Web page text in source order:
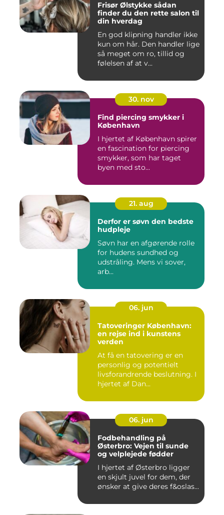
Frisør Ølstykke sådan
finder du den rette salon til
din hverdag
En god klipning handler ikke
kun om hår. Den handler lige
så meget om ro, tillid og
følelsen af at v...
30. nov
Find piercing smykker i
København
I hjertet af København spirer
en fascination for piercing
smykker, som har taget
byen med sto...
21. aug
Derfor er søvn den bedste
hudpleje
Søvn har en afgørende rolle
for hudens sundhed og
udstråling. Mens vi sover,
arb...
06. jun
Tatoveringer København:
en rejse ind i kunstens
verden
At få en tatovering er en
personlig og potentielt
livsforandrende beslutning. I
hjertet af Dan...
06. jun
Fodbehandling på
Østerbro: Vejen til sunde
og velplejede fødder
I hjertet af Østerbro ligger
en skjult juvel for dem, der
ønsker at give deres f&oslas...